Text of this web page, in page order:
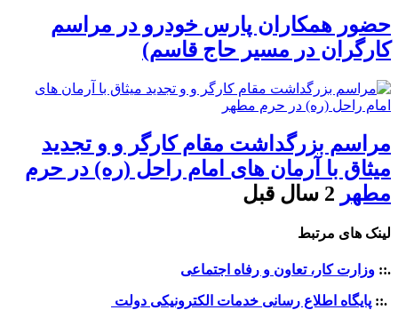
حضور همکاران پارس خودرو در مراسم
کارگران در مسیر حاج قاسم)
مراسم بزرگداشت مقام کارگر و و تجدید
میثاق با آرمان های امام راحل (ره) در حرم
مطهر 2 سال قبل
لینک های مرتبط
.:: وزارت کار، تعاون و رفاه اجتماعی
.:: پایگاه اطلاع رسانی خدمات الکترونیکی دولت